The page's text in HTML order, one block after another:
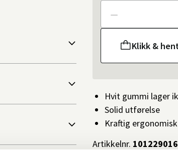
Antall
Klikk &
Hvit gummi lager
Solid utførelse
Kraftig
Artikkelnr. 101229016